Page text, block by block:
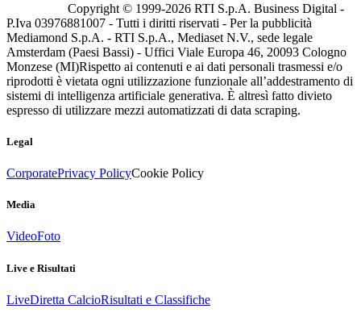
Copyright © 1999-2026 RTI S.p.A. Business Digital -
P.Iva 03976881007 - Tutti i diritti riservati - Per la pubblicità
Mediamond S.p.A. - RTI S.p.A., Mediaset N.V., sede legale
Amsterdam (Paesi Bassi) - Uffici Viale Europa 46, 20093 Cologno
Monzese (MI)Rispetto ai contenuti e ai dati personali trasmessi e/o
riprodotti è vietata ogni utilizzazione funzionale all’addestramento di
sistemi di intelligenza artificiale generativa. È altresì fatto divieto
espresso di utilizzare mezzi automatizzati di data scraping.
Legal
CorporatePrivacy PolicyCookie Policy
Media
VideoFoto
Live e Risultati
LiveDiretta CalcioRisultati e Classifiche